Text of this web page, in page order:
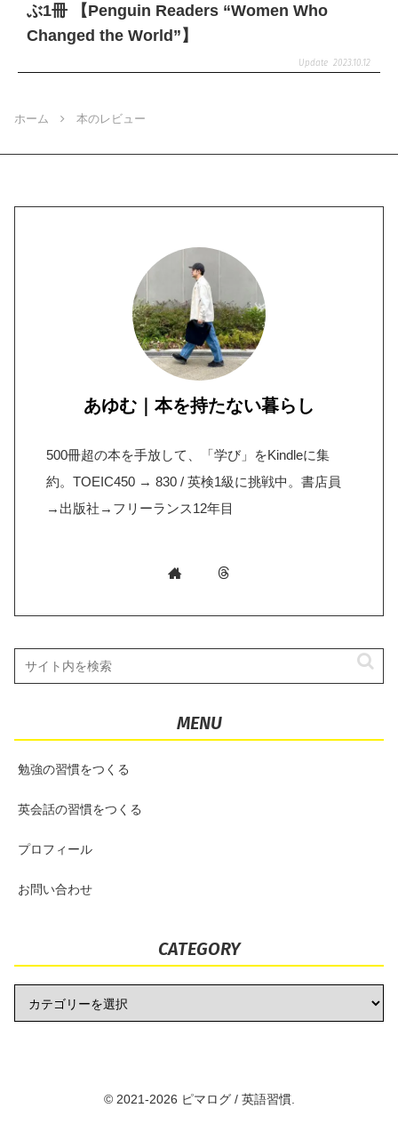
ぶ1冊 【Penguin Readers “Women Who
Changed the World”】
2023.10.12
ホーム 本のレビュー
あゆむ｜本を持たない暮らし
500冊超の本を手放して、「学び」をKindleに集
約。TOEIC450 → 830 / 英検1級に挑戦中。書店員
→出版社→フリーランス12年目
MENU
勉強の習慣をつくる
英会話の習慣をつくる
プロフィール
お問い合わせ
CATEGORY
© 2021-2026 ピマログ / 英語習慣.